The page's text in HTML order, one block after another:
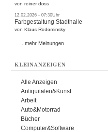
von reiner doss
12.02.2026 - 07:30Uhr
Farbgestaltung Stadthalle
von Klaus Rodominsky
...mehr Meinungen
KLEINANZEIGEN
Alle Anzeigen
Antiquitäten&Kunst
Arbeit
Auto&Motorrad
Bücher
Computer&Software